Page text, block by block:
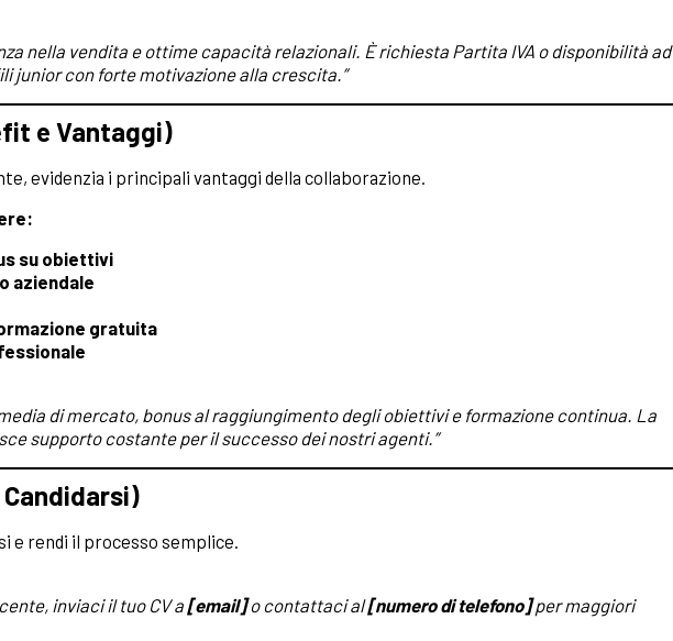
nella vendita e ottime capacità relazionali. È richiesta Partita IVA o disponibilità ad
junior con forte motivazione alla crescita.”
e Vantaggi)
evidenzia i principali vantaggi della collaborazione.
su obiettivi
aziendale
gratuita
di mercato, bonus al raggiungimento degli obiettivi e formazione continua. La
supporto costante per il successo dei nostri agenti.”
e rendi il processo semplice.
inviaci il tuo CV a [email]o contattaci al[numero di telefono]per maggiori